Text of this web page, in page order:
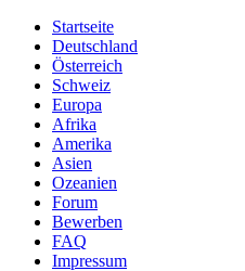
Startseite
Deutschland
Österreich
Schweiz
Europa
Afrika
Amerika
Asien
Ozeanien
Forum
Bewerben
FAQ
Impressum